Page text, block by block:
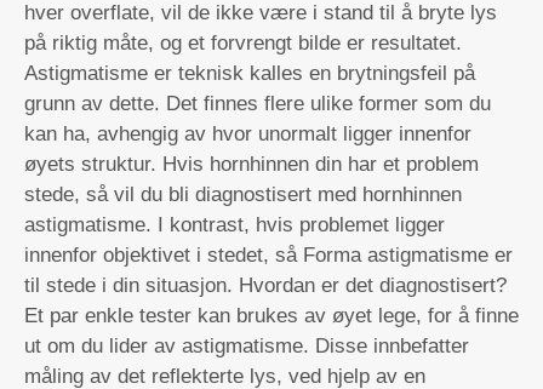
hver overflate, vil de ikke være i stand til å bryte lys
på riktig måte, og et forvrengt bilde er resultatet.
Astigmatisme er teknisk kalles en brytningsfeil på
grunn av dette. Det finnes flere ulike former som du
kan ha, avhengig av hvor unormalt ligger innenfor
øyets struktur. Hvis hornhinnen din har et problem
stede, så vil du bli diagnostisert med hornhinnen
astigmatisme. I kontrast, hvis problemet ligger
innenfor objektivet i stedet, så Forma astigmatisme er
til stede i din situasjon. Hvordan er det diagnostisert?
Et par enkle tester kan brukes av øyet lege, for å finne
ut om du lider av astigmatisme. Disse innbefatter
måling av det reflekterte lys, ved hjelp av en